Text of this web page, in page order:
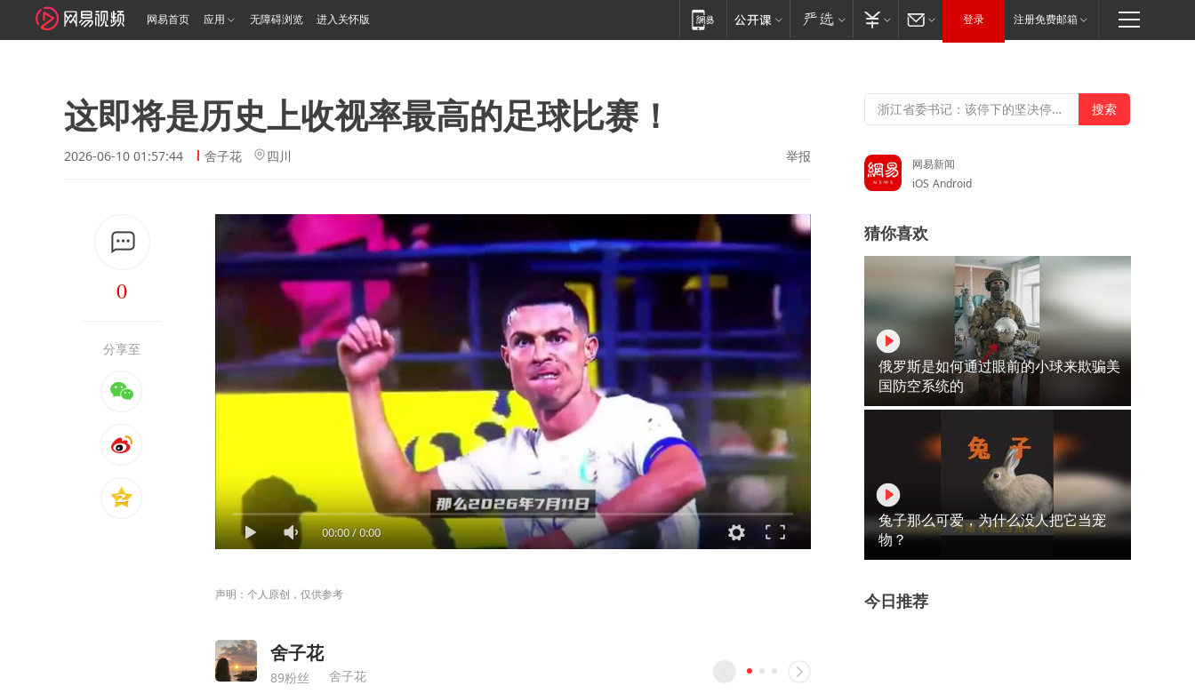
网易首页 应用 无障碍浏览 进入关怀版 登录 注册免费邮箱
这即将是历史上收视率最高的足球比赛！
2026-06-10 01:57:44 舍子花 四川 举报
0
分享至
00:00/0:00
声明：个人原创，仅供参考
舍子花
89粉丝 舍子花
网易新闻
iOS Android
猜你喜欢
俄罗斯是如何通过眼前的小球来欺骗美
国防空系统的
兔子那么可爱，为什么没人把它当宠
物？
今日推荐